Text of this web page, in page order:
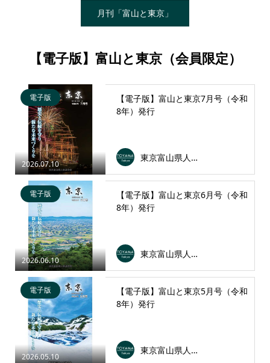
月刊「富山と東京」
【電子版】富山と東京（会員限定）
2026.07.10
電子版
【電子版】富山と東京7月号（令和
8年）発行
東京富山県人会連合会
2026.06.10
電子版
【電子版】富山と東京6月号（令和
8年）発行
東京富山県人会連合会
2026.05.10
電子版
【電子版】富山と東京5月号（令和
8年）発行
東京富山県人会連合会